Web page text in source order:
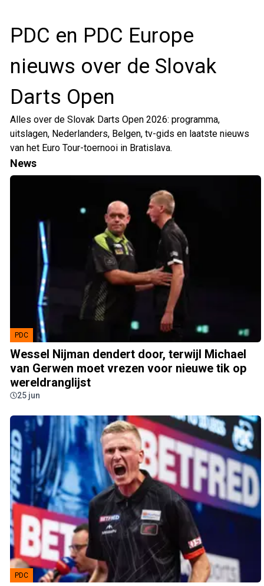
PDC en PDC Europe
nieuws over de Slovak
Darts Open
Alles over de Slovak Darts Open 2026: programma,
uitslagen, Nederlanders, Belgen, tv-gids en laatste nieuws
van het Euro Tour-toernooi in Bratislava.
News
PDC
Wessel Nijman dendert door, terwijl Michael
van Gerwen moet vrezen voor nieuwe tik op
wereldranglijst
25 jun
PDC